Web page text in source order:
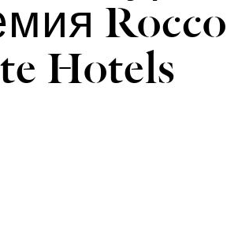
Rocco
Hotels